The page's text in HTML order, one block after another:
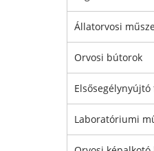
Állatorvosi
Orvosi bútorok
Laboratóriumi